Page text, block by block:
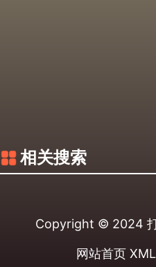
相关搜索
Copyright © 2024
网站首页 XML